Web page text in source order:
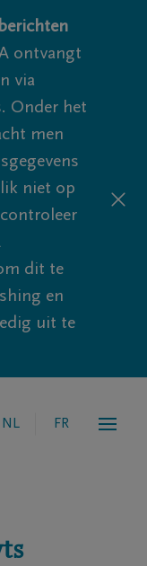
ontvangt
via
Onder het
men
niet op
dit te
en
uit te
NL FR